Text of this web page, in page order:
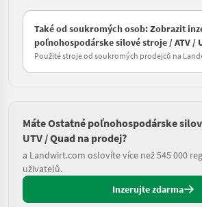
Také od soukromých osob: Zobrazit
poľnohospodárske silové stroje / ATV /
Použité stroje od soukromých prodejců na
Máte Ostatné poľnohospodárske
UTV / Quad na prodej?
a Landwirt.com oslovíte více než 545 000
uživatelů.
Inzerujte zdarma